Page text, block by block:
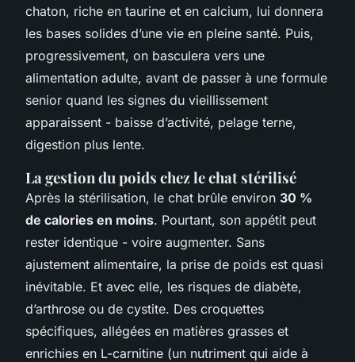
chaton, riche en taurine et en calcium, lui donnera
les bases solides d’une vie en pleine santé. Puis,
progressivement, on basculera vers une
alimentation adulte, avant de passer à une formule
senior quand les signes du vieillissement
apparaissent - baisse d’activité, pelage terne,
digestion plus lente.
La gestion du poids chez le chat stérilisé
Après la stérilisation, le chat brûle environ 30 %
de calories en moins. Pourtant, son appétit peut
rester identique - voire augmenter. Sans
ajustement alimentaire, la prise de poids est quasi
inévitable. Et avec elle, les risques de diabète,
d’arthrose ou de cystite. Des croquettes
spécifiques, allégées en matières grasses et
enrichies en L-carnitine (un nutriment qui aide à